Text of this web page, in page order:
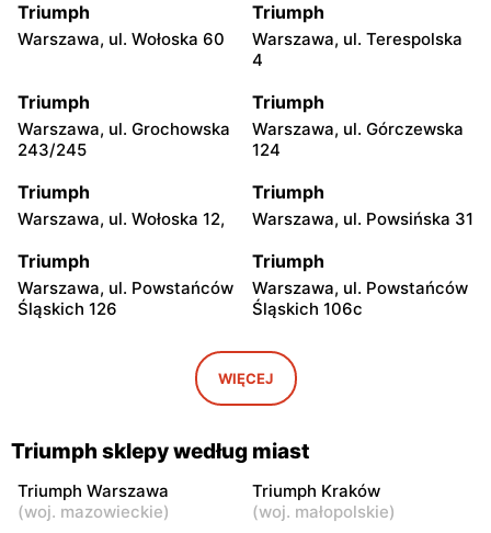
Triumph
Warszawa, ul. Wołoska 60
Triumph
Warszawa, ul. Terespolska
4
Triumph
Warszawa, ul. Grochowska
243/245
Triumph
Warszawa, ul. Górczewska
124
Triumph
Warszawa, ul. Wołoska 12,
Triumph
Warszawa, ul. Powsińska 31
Triumph
Warszawa, ul. Powstańców
Śląskich 126
Triumph
Warszawa, ul. Powstańców
Śląskich 106c
Warszawa, ul. Wałbrzyska
Triumph
Warszawa, ul. Puławska
246
Triumph
Warszawa, ul.
Ostrobramska 75C
Triumph
93
WIĘCEJ
Triumph sklepy według miast
Triumph Warszawa
(woj. mazowieckie)
Triumph Kraków
(woj. małopolskie)